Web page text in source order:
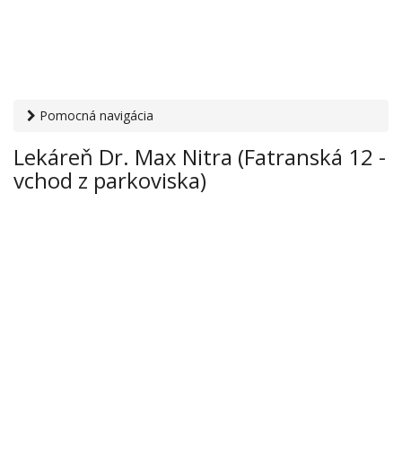
Pomocná navigácia
Nitra (Fatranská 12 - vchod z parkoviska)
Lekáreň Dr. Max Nitra (Fatranská 12 -
vchod z parkoviska)